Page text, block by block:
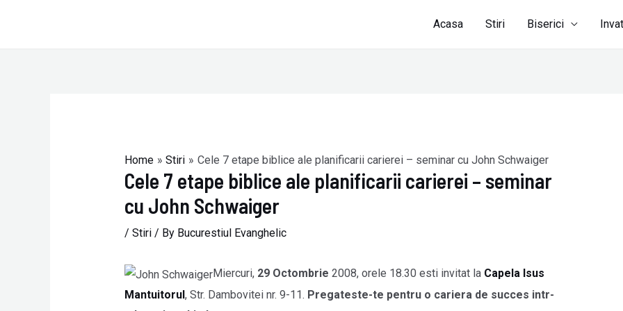
Acasa Stiri Biserici
Home Stiri Cele 7 etape biblice ale planificarii carierei – seminar cu John Schwaiger
Cele 7 etape biblice ale planificarii carierei – seminar
cu John Schwaiger
/ Stiri/ By Bucurestiul Evanghelic
Miercuri, 29 Octombrie 2008, orele 18.30 esti invitat la Capela Isus
Mantuitorul, Str. Dambovitei nr. 9-11. Pregateste-te pentru o cariera de succes intr-